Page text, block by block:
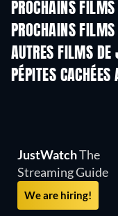
PROCHAINS
PROCHAINS
AUTRES FILMS DE
PÉPITES
JustWatchThe
Streaming Guide
We are hiring!